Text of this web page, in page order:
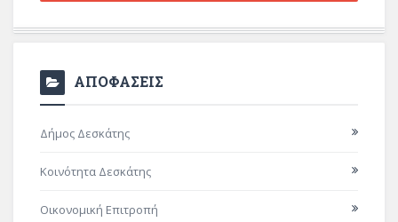
ΑΠΟΦΑΣΕΙΣ
Δήμος Δεσκάτης
Κοινότητα Δεσκάτης
Οικονομική Επιτροπή